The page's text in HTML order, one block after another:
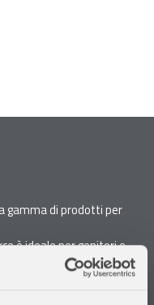
gamma di prodotti per
è ideale per genitori e
per l'infanzia, cancelleria e